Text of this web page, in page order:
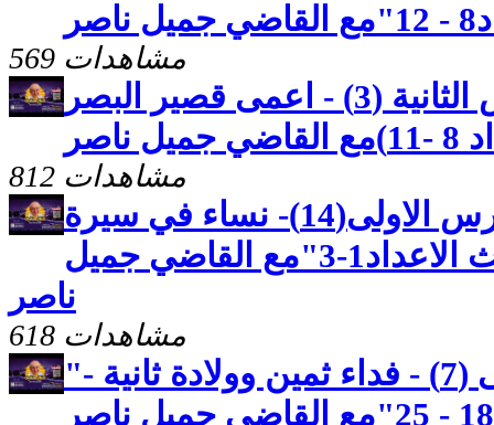
569 مشاهدات
كنوز مخفيه رسالة بطرس الثانية (3) - اعمى قصير البصر
812 مشاهدات
كنوز مخفيه"رسالة بطرس الاولى(14)- نساء في سيرة
طاهرة - الاصحاح الثالث الاعداد1-3"مع القاضي جميل
ناصر
618 مشاهدات
"رسالة بطرس الاولى (7) - فداء ثمين وولادة ثانية -